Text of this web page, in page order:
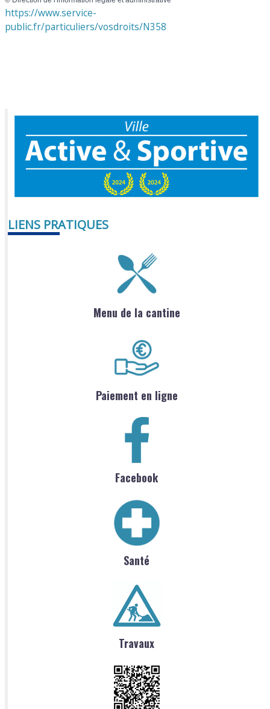
https://www.service-
public.fr/particuliers/vosdroits/N358
LIENS PRATIQUES
Menu de la cantine
Paiement en ligne
Facebook
Santé
Travaux